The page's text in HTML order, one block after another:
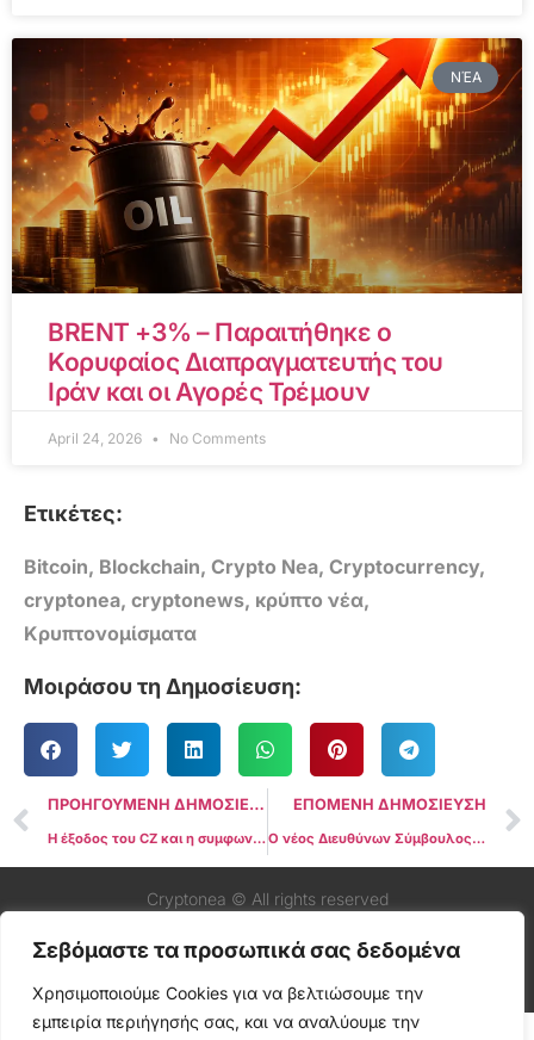
Σεβόμαστε τα προσωπικά σας δεδομένα
Χρησιμοποιούμε Cookies για να βελτιώσουμε την
εμπειρία περιήγησής σας, και να αναλύουμε την
ΝΈΑ
BRENT +3% – Παραιτήθηκε ο
Κορυφαίος Διαπραγματευτής του
Ιράν και οι Αγορές Τρέμουν
April 24, 2026 No Comments
Ετικέτες:
Bitcoin, Blockchain, Crypto Nea, Cryptocurrency,
cryptonea, cryptonews, κρύπτο νέα,
Κρυπτονομίσματα
Μοιράσου τη Δημοσίευση:
ΠΡΟΗΓΟΥΜΕΝΗ ΔΗΜΟΣΙΕΥΣΗ
Η έξοδος του CZ και η συμφωνία με την Binance προκαλούν ρευστοποίηση $175 εκατομμυρίων σε long θέσεις κρύπτο
ΕΠΟΜΕΝΗ ΔΗΜΟΣΙΕΥΣΗ
Ο νέος Διευθύνων Σύμβουλος της Binance, Richard Teng, υπογραμμίζει ένα ισχυρό θεμέλιο για το μέλλον
Cryptonea © All rights reserved